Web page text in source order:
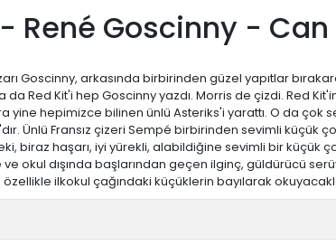
+
- René Goscinny - Can
Goscinny, arkasında birbirinden güzel yapıtlar
da Red Kit'i hep Goscinny yazdı. Morris de çizdi. Red
hepimizce bilinen ünlü Asteriks'i yarattı. O da çok
Ünlü Fransız çizeri Sempé birbirinden sevimli
biraz haşarı, iyi yürekli, alabildiğine sevimli bir
ve okul dışında başlarından geçen ilginç, güldürücü
ilkokul çağındaki küçüklerin bayılarak